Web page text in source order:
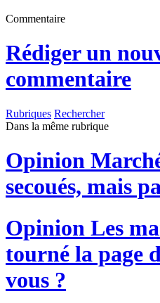
Commentaire
Rédiger un
commentaire
Rubriques Rechercher
Dans la même rubrique
Opinion
secoués, mais
Opinion Les
tourné la page
vous ?